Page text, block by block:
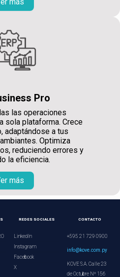
Pro
las operaciones
sola plataforma. Crece
adaptándose a tus
Optimiza
reduciendo errores y
la eficiencia.
más
REDES SOCIALES
LinkedIn
Instagram
Facebook
X
CONTACTO
+595 21 729 0900
info@kove.com.py
KOVE S.A. Calle 23
de Octubre Nº 156